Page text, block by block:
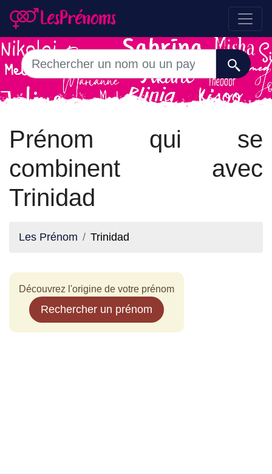
Prénom qui se
combinent avec
Trinidad
Les Prénom Trinidad
Découvrez l'origine de votre prénom
Rechercher un prénom